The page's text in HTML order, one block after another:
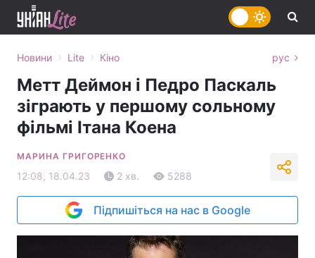
Новини › Lite › Кіно рус
Метт Деймон і Педро Паскаль
зіграють у першому сольному
фільмі Ітана Коена
МАРИНА ГРИГОРЕНКО
12:08, 18.04.23 2 хв. 5288
Підпишіться на нас в Google